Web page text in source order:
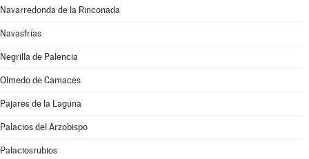
Navarredonda de la Rinconada
Navasfrías
Negrilla de Palencia
Olmedo de Camaces
Pajares de la Laguna
Palacios del Arzobispo
Palaciosrubios